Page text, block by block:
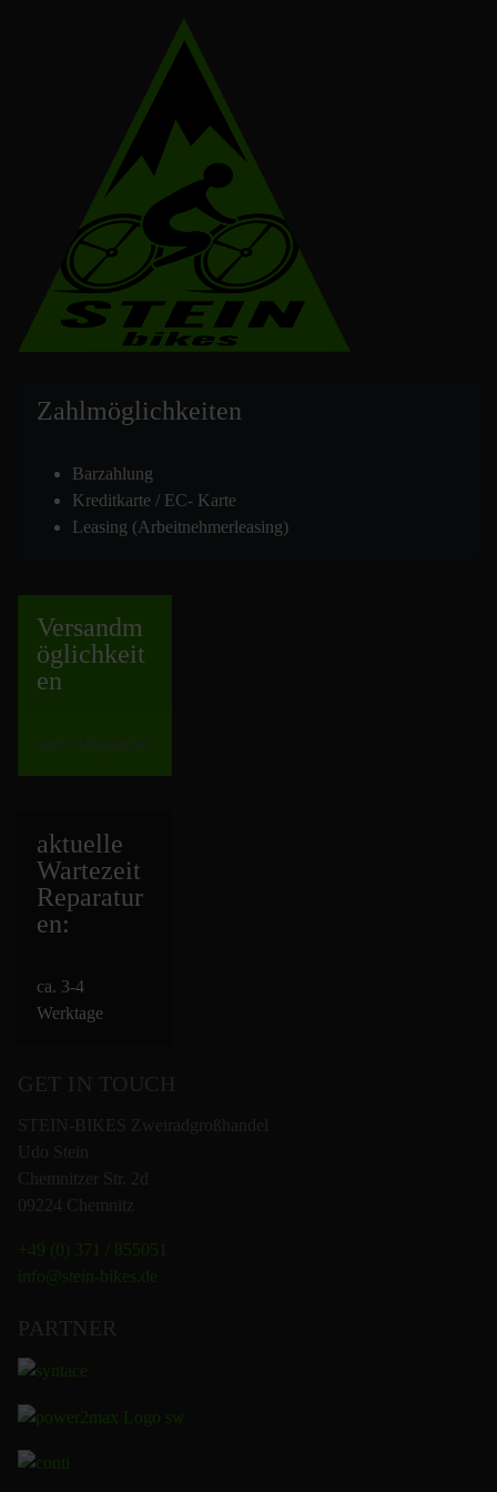
Zahlmöglichkeiten
Barzahlung
Kreditkarte / EC- Karte
Leasing (Arbeitnehmerleasing)
Versandm
öglichkeit
en
nach Absprache
aktuelle
Wartezeit
Reparatur
en:
ca. 3-4
Werktage
GET IN TOUCH
STEIN-BIKES Zweiradgroßhandel
Udo Stein
Chemnitzer Str. 2d
09224 Chemnitz
+49 (0) 371 / 855051
info@stein-bikes.de
PARTNER